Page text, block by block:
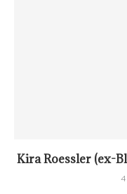
Kira Roessler (ex-